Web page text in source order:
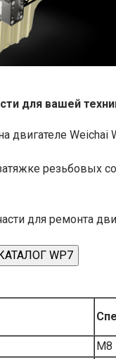
для вашей
двигателе Weichai
резьбовых
для ремонта
WP7
М8